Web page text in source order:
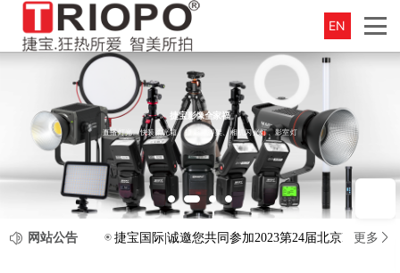
EN
捷宝影像全家福
直播灯光、快装柔光箱、摄影三脚架、相机闪光灯、影室灯
网站公告 捷宝国际|诚邀您共同参加2023第24届北京P&E摄影
更多